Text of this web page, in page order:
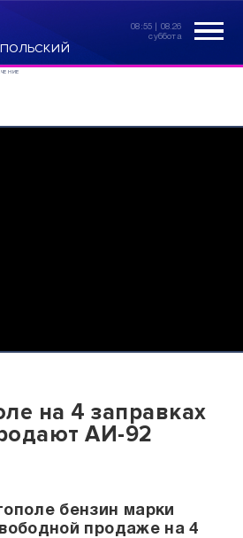
08:55 | 08.26
суббота
на 4 заправках
АИ-92
бензин марки
продаже на 4